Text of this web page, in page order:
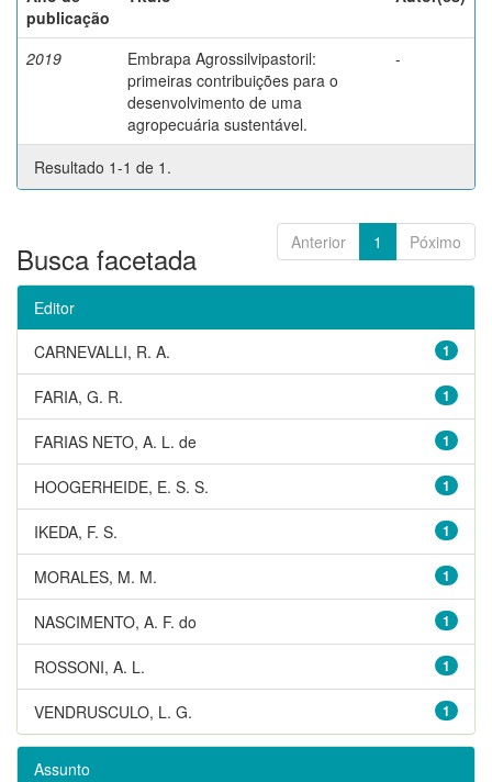
publicação
2019
Embrapa Agrossilvipastoril:
primeiras contribuições para o
desenvolvimento de uma
agropecuária sustentável.
-
Resultado 1-1 de 1.
Anterior 1 Póximo
Busca facetada
Editor
1
CARNEVALLI, R. A.
1
FARIA, G. R.
1
FARIAS NETO, A. L. de
1
HOOGERHEIDE, E. S. S.
1
IKEDA, F. S.
1
MORALES, M. M.
1
NASCIMENTO, A. F. do
1
ROSSONI, A. L.
1
VENDRUSCULO, L. G.
Assunto